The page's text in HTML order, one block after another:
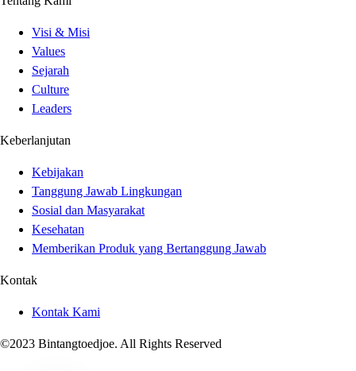
Visi & Misi
Values
Sejarah
Culture
Leaders
Keberlanjutan
Kebijakan
Tanggung Jawab Lingkungan
Sosial dan Masyarakat
Kesehatan
Memberikan Produk yang Bertanggung Jawab
Kontak
Kontak Kami
©2023 Bintangtoedjoe. All Rights Reserved